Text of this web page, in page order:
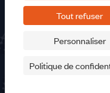
Tout refuser
Personnaliser
Politique de
Politique